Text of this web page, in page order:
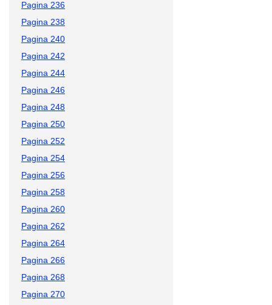
Pagina 236
Pagina 238
Pagina 240
Pagina 242
Pagina 244
Pagina 246
Pagina 248
Pagina 250
Pagina 252
Pagina 254
Pagina 256
Pagina 258
Pagina 260
Pagina 262
Pagina 264
Pagina 266
Pagina 268
Pagina 270